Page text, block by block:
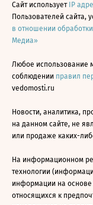
Сайт использует IP
Пользователей сайта,
в отношении
Медиа»
Любое использование
соблюдении правил
vedomosti.ru
Новости, аналитика,
на данном сайте, не
или продаже каких-
На информационном
технологии
информации на основе
относящихся к